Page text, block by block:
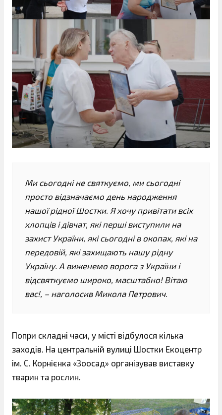
Ми сьогодні не святкуємо, ми сьогодні
просто відзначаємо день народження
нашої рідної Шостки. Я хочу привітати всіх
хлопців і дівчат, які перші виступили на
захист України, які сьогодні в окопах, які на
передовій, які захищають нашу рідну
Україну. А виженемо ворога з України і
відсвяткуємо широко, масштабно! Вітаю
вас!, – наголосив Микола Петрович.
Попри складні часи, у місті відбулося кілька
заходів. На центральній вулиці Шостки Екоцентр
ім. С. Корнієнка «Зоосад» організував виставку
тварин та рослин.